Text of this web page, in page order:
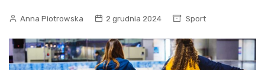
Anna Piotrowska 2 grudnia 2024 Sport